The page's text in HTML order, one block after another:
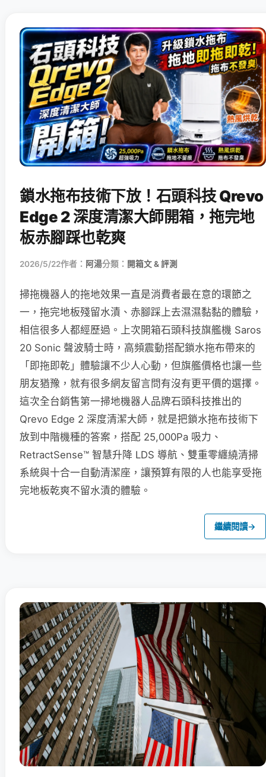
鎖水拖布技術下放！石頭科技 Qrevo
Edge 2 深度清潔大師開箱，拖完地
板赤腳踩也乾爽
2026/5/22作者： 阿湯分類： 開箱文 & 評測
掃拖機器人的拖地效果一直是消費者最在意的環節之
一，拖完地板殘留水漬、赤腳踩上去濕濕黏黏的體驗，
相信很多人都經歷過。上次開箱石頭科技旗艦機 Saros
20 Sonic 聲波騎士時，高頻震動搭配鎖水拖布帶來的
「即拖即乾」體驗讓不少人心動，但旗艦價格也讓一些
朋友猶豫，就有很多網友留言問有沒有更平價的選擇。
這次全台銷售第一掃地機器人品牌石頭科技推出的
Qrevo Edge 2 深度清潔大師，就是把鎖水拖布技術下
放到中階機種的答案，搭配 25,000Pa 吸力、
RetractSense™ 智慧升降 LDS 導航、雙重零纏繞清掃
系統與十合一自動清潔座，讓預算有限的人也能享受拖
完地板乾爽不留水漬的體驗。
繼續閱讀→